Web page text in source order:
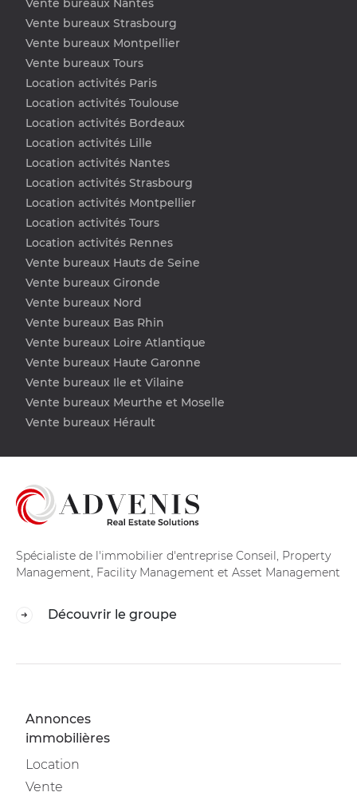
Vente bureaux Strasbourg
Vente bureaux Montpellier
Vente bureaux Tours
Location activités Paris
Location activités Toulouse
Location activités Bordeaux
Location activités Lille
Location activités Nantes
Location activités Strasbourg
Location activités Montpellier
Location activités Tours
Location activités Rennes
Vente bureaux Hauts de Seine
Vente bureaux Gironde
Vente bureaux Nord
Vente bureaux Bas Rhin
Vente bureaux Loire Atlantique
Vente bureaux Haute Garonne
Vente bureaux Ile et Vilaine
Vente bureaux Meurthe et Moselle
Vente bureaux Hérault
Spécialiste de l'immobilier d'entreprise Conseil, Property
Management, Facility Management et Asset Management
Découvrir le groupe
Annonces
immobilières
Location
Vente